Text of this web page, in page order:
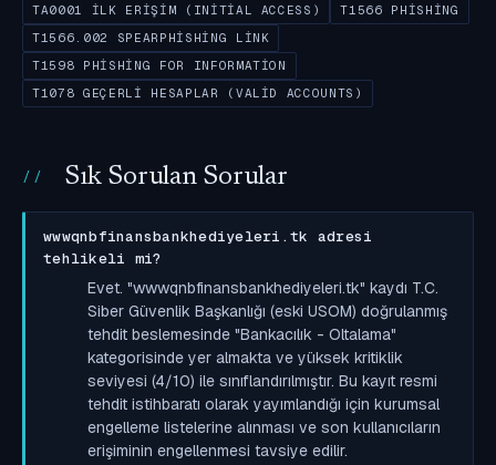
TA0001 İLK ERIŞIM (INITIAL ACCESS)
T1566 PHISHING
T1566.002 SPEARPHISHING LINK
T1598 PHISHING FOR INFORMATION
T1078 GEÇERLI HESAPLAR (VALID ACCOUNTS)
Sık Sorulan Sorular
wwwqnbfinansbankhediyeleri.tk adresi
tehlikeli mi?
Evet. "wwwqnbfinansbankhediyeleri.tk" kaydı T.C.
Siber Güvenlik Başkanlığı (eski USOM) doğrulanmış
tehdit beslemesinde "Bankacılık - Oltalama"
kategorisinde yer almakta ve yüksek kritiklik
seviyesi (4/10) ile sınıflandırılmıştır. Bu kayıt resmi
tehdit istihbaratı olarak yayımlandığı için kurumsal
engelleme listelerine alınması ve son kullanıcıların
erişiminin engellenmesi tavsiye edilir.